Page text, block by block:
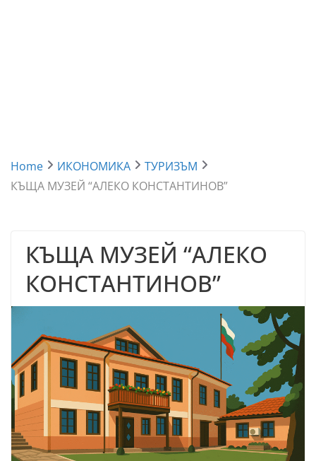
Home ИКОНОМИКА
ТУРИЗЪМ
КЪЩА МУЗЕЙ “АЛЕКО КОНСТАНТИНОВ”
КЪЩА МУЗЕЙ “АЛЕКО
КОНСТАНТИНОВ”